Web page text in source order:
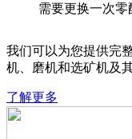
需要更换一次零
我们可以为您提供完
机、磨机和选矿机及
了解更多